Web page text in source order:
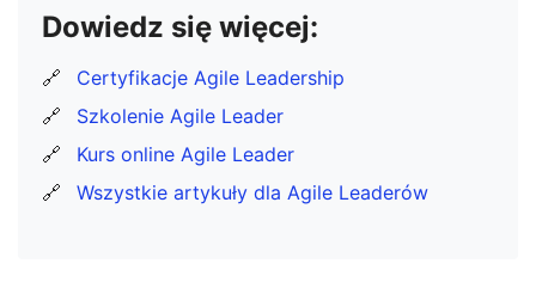
Dowiedz się więcej:
🔗
Certyfikacje Agile Leadership
🔗
Szkolenie Agile Leader
🔗
Kurs online Agile Leader
🔗
Wszystkie artykuły dla Agile Leaderów